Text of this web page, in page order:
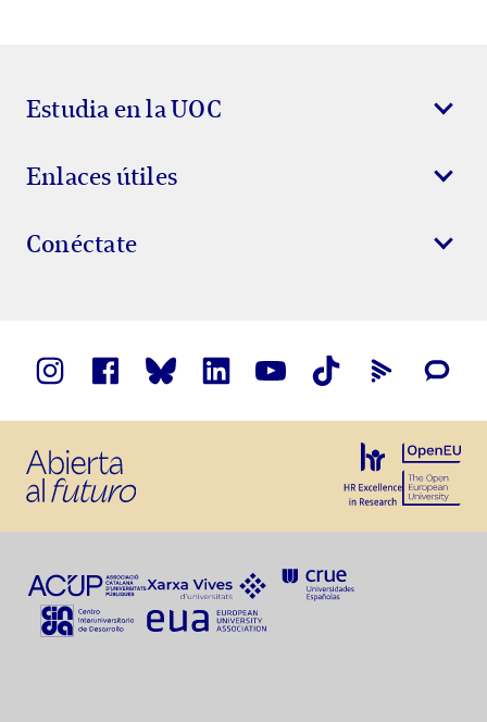
Estudia en la UOC
Enlaces útiles
Conéctate